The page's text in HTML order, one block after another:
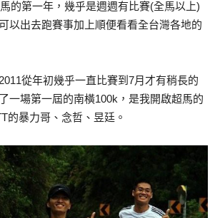
的第一年，幾乎是週週有比賽(全馬以上)
以出去跑賽事加上順便看看全台灣各地的
從年初幾乎一直比賽到7月才有稍長的
一場第一屆的南橫100k，是我開啟超馬的
的暴力哥、念哲、昱廷。